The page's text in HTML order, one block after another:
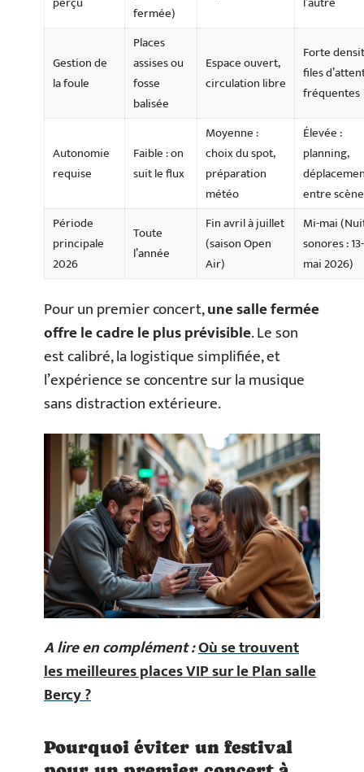
fermée)
Gestion de
la foule
Places
assises ou
fosse
balisée
Espace ouvert,
circulation libre
Forte
files
fréquentes
Autonomie
requise
Faible : on
suit le flux
Moyenne :
choix du spot,
préparation
météo
Élevée :
planning,
entre
Période
principale
2026
Toute
l’année
Fin avril à juillet
(saison Open
Air)
Mi-mai
sonores :
mai 2026)
Pour un premier concert,une salle fermée
offre le cadre le plus prévisible. Le son
est calibré, la logistique simplifiée, et
l’expérience se concentre sur la musique
sans distraction extérieure.
A lire en complément :Où se trouvent
les meilleures places VIP sur le Plan salle
Bercy ?
Pourquoi éviter un festival